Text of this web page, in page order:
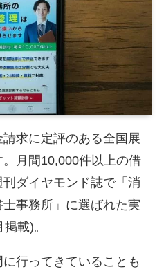
求に定評のある全国展
月間10,000件以上の借
ダイヤモンド誌で「消
事務所」に選ばれた実
載)。
行ってきていることも